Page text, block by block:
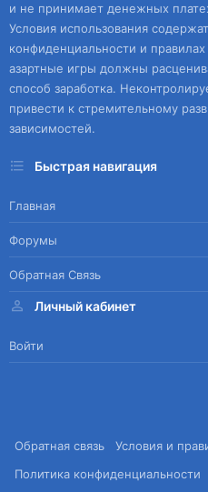
и не принимает денежных
Условия использования
конфиденциальности и
азартные игры должны
способ заработка.
привести к стремительному
зависимостей.
Быстрая навигация
Главная
Форумы
Обратная Связь
Личный кабинет
Войти
Обратная связь
Условия и
Политика конфиденциальности